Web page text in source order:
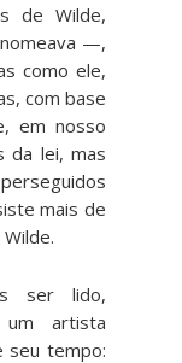
de Wilde,
—,
como ele,
com base
em nosso
da lei, mas
mais de
ser lido,
artista
seu tempo: